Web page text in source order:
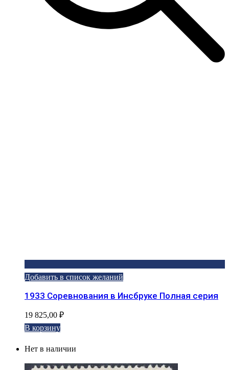
Добавить в список желаний
1933 Соревнования в Инсбруке Полная серия
19 825,00 ₽
В корзину
Нет в наличии